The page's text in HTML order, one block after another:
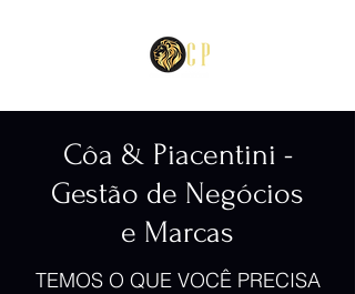
Côa & Piacentini -
Gestão de Negócios
e Marcas
TEMOS O QUE VOCÊ PRECISA